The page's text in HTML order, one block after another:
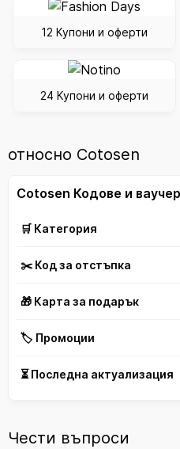
12 Купони и оферти
24 Купони и оферти
относно Cotosen
Cotosen Кодове и
🛒 Категория
✂️ Код за отстъпка
🎁 Карта за подарък
🏷️ Промоции
⏳ Последна актуализация
Чести въпроси